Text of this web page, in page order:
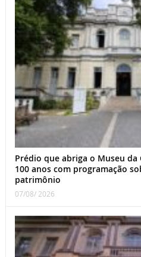
Prédio que abriga o Museu da
100 anos com programação
patrimônio
07/08/ 2026